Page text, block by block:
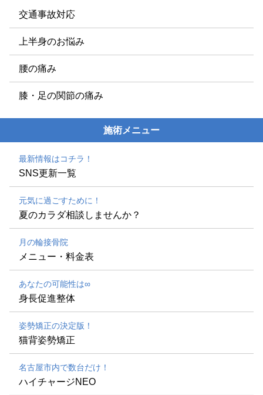
交通事故対応
上半身のお悩み
腰の痛み
膝・足の関節の痛み
施術メニュー
最新情報はコチラ！
SNS更新一覧
元気に過ごすために！
夏のカラダ相談しませんか？
月の輪接骨院
メニュー・料金表
あなたの可能性は∞
身長促進整体
姿勢矯正の決定版！
猫背姿勢矯正
名古屋市内で数台だけ！
ハイチャージNEO